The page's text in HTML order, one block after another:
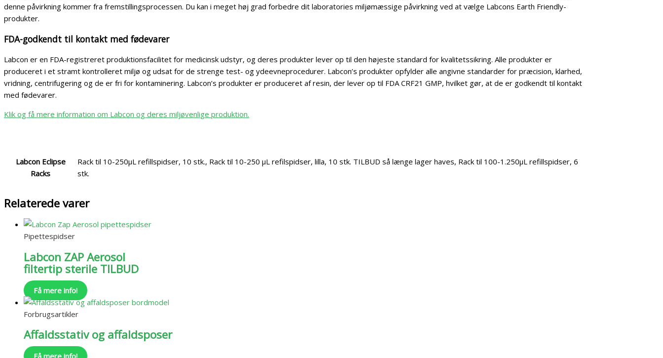
denne påvirkning kommer fra fremstillingsprocessen. Du kan i meget høj grad forbedre dit laboratories miljømæssige påvirkning ved at vælge Labcons Earth Friendly-
produkter.
FDA-godkendt til kontakt med fødevarer
Labcon er en FDA-registreret produktionsfacilitet for medicinsk udstyr, og deres produkter lever op til den højeste standard for kvalitetssikring. Alle produkter er
produceret i et stramt kontrolleret miljø og udsat for de strenge test- og ydeevneprocedurer. Labcon’s produkter opfylder alle angivne standarder for præcision, klarhed,
vridning, centrifugering og de er fri for kontaminering. Labcon’s produkter er produceret af resin, der lever op til FDA CRF21 GMP, hvilket gør, at de er godkendt til kontakt
med fødevarer.
Klik og få mere information om Labcon og deres miljøvenlige produktion.
Labcon Eclipse
Racks
Rack til 10-250µL refillspidser, 10 stk., Rack til 10-250 µL refilspidser, lilla, 10 stk. TILBUD så længe lager haves, Rack til 100-1.250µL refillspidser, 6
stk.
Relaterede varer
Pipettespidser
Labcon ZAP Aerosol
filtertip sterile TILBUD
Få mere info!
Forbrugsartikler
Affaldsstativ og affaldsposer